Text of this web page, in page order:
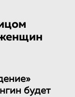
будет